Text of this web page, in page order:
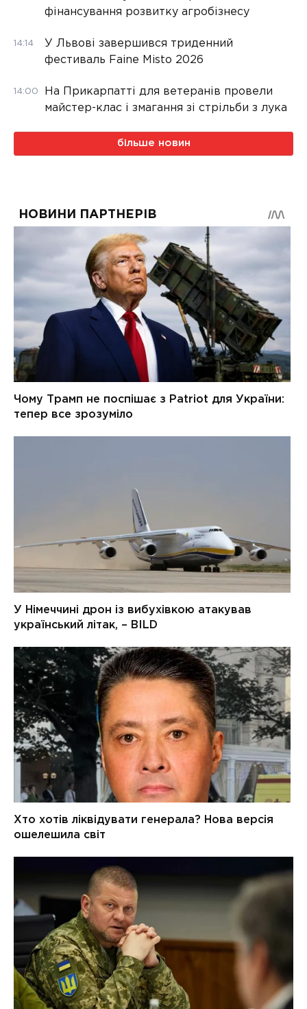
фінансування розвитку агробізнесу
14:14
У Львові завершився триденний
фестиваль Faine Misto 2026
14:00
На Прикарпатті для ветеранів провели
майстер-клас і змагання зі стрільби з лука
більше новин